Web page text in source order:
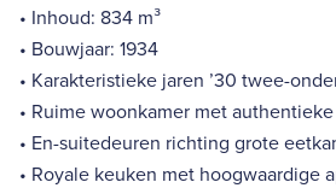
• Inhoud: 834 m³
• Bouwjaar: 1934
• Karakteristieke jaren ’30 twee-
• Ruime woonkamer met
• En-suitedeuren richting grote
• Royale keuken met hoogwaardige